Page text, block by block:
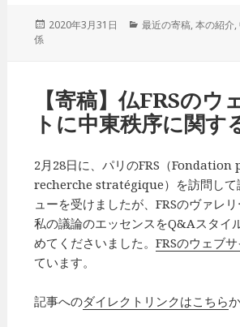
投
2020年3月31日
カ
最近の寄稿,本の紹介,
係
【寄稿】仏FRSのウ
トに中東秩序に関す
2月28日に、パリのFRS（Fondation
recherche stratégique）を訪問して
ューを受けましたが、FRSのヴァレ
私の議論のエッセンスをQ&Aスタイ
めてくださいました。FRSのウェブ
ています。
記事へのダイレクトリンクはこちら